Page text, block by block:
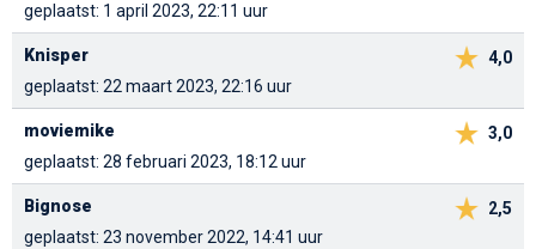
geplaatst: 1 april 2023, 22:11 uur
4,0
Knisper
geplaatst: 22 maart 2023, 22:16 uur
3,0
moviemike
geplaatst: 28 februari 2023, 18:12 uur
2,5
Bignose
geplaatst: 23 november 2022, 14:41 uur